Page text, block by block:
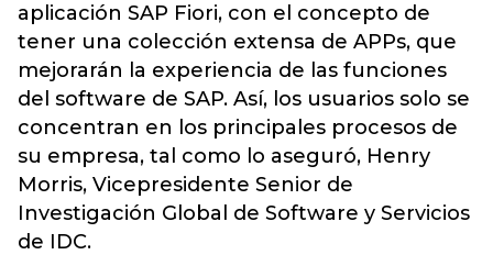
aplicación SAP Fiori, con el concepto de
tener una colección extensa de APPs, que
mejorarán la experiencia de las funciones
del software de SAP. Así, los usuarios solo se
concentran en los principales procesos de
su empresa, tal como lo aseguró, Henry
Morris, Vicepresidente Senior de
Investigación Global de Software y Servicios
de IDC.